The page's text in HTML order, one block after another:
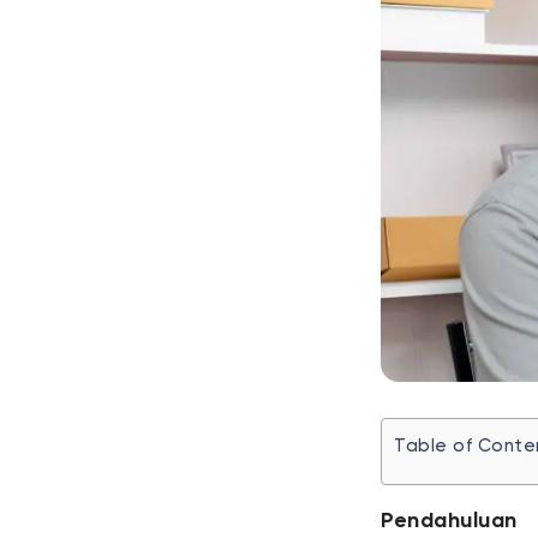
Table of
Pendahuluan